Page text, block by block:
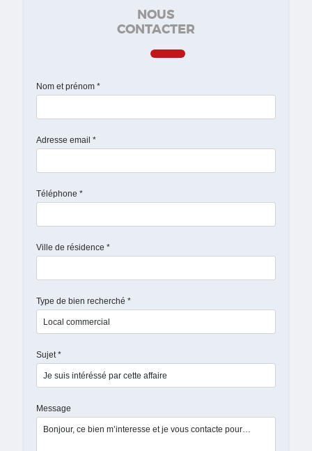
NOUS
CONTACTER
Nom et prénom *
Adresse email *
Téléphone *
Ville de résidence *
Type de bien recherché *
Sujet *
Message